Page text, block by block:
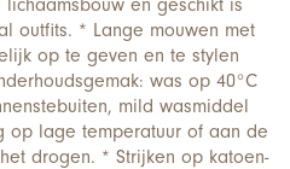
outfits. * Lange mouwen met
op te geven en te stylen
was op 40°C
mild wasmiddel
op lage temperatuur of aan de
drogen. * Strijken op katoen-